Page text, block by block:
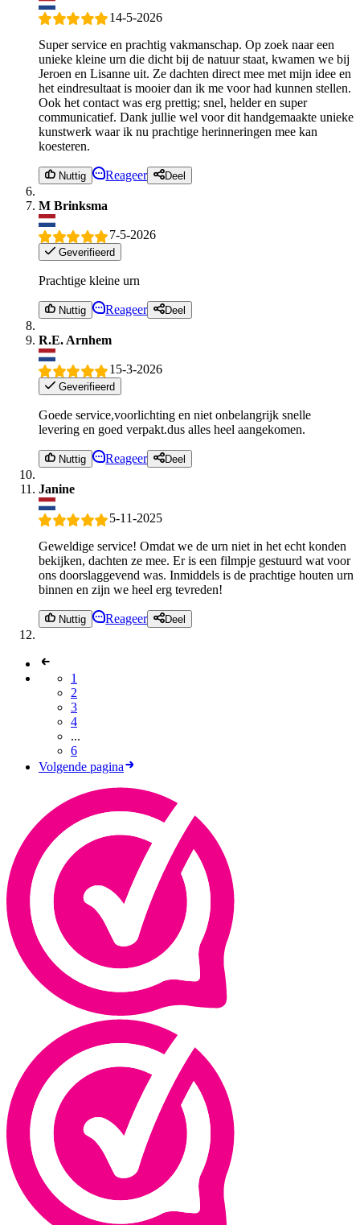
14-5-2026
Super service en prachtig vakmanschap. Op zoek naar een
unieke kleine urn die dicht bij de natuur staat, kwamen we bij
Jeroen en Lisanne uit. Ze dachten direct mee met mijn idee en
het eindresultaat is mooier dan ik me voor had kunnen stellen.
Ook het contact was erg prettig; snel, helder en super
communicatief. Dank jullie wel voor dit handgemaakte unieke
kunstwerk waar ik nu prachtige herinneringen mee kan
koesteren.
Nuttig Reageer Deel
M Brinksma
7-5-2026
Geverifieerd
Prachtige kleine urn
Nuttig Reageer Deel
R.E. Arnhem
15-3-2026
Geverifieerd
Goede service,voorlichting en niet onbelangrijk snelle
levering en goed verpakt.dus alles heel aangekomen.
Nuttig Reageer Deel
Janine
5-11-2025
Geweldige service! Omdat we de urn niet in het echt konden
bekijken, dachten ze mee. Er is een filmpje gestuurd wat voor
ons doorslaggevend was. Inmiddels is de prachtige houten urn
binnen en zijn we heel erg tevreden!
Nuttig Reageer Deel
1
2
3
4
...
6
Volgende pagina